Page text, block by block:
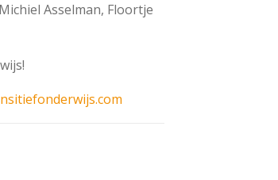
Asselman, Floortje